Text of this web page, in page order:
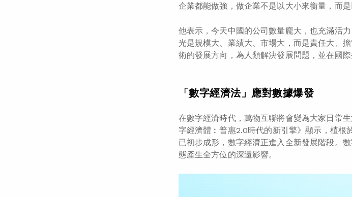
企業都能做強，做企業不是以大小來衡量，而
他表示，今天中國的公司數量龐大，也充滿活
光是規模大、業績大、市場大，而是責任大、
術的發展方向，為人類解決發展問題，並在國際
「數字經濟法」應對數據爆發
在數字經濟時代，萬物互聯將會變為大家日常
字經濟體︰普惠2.0時代的新引擎》顯示，植根
已初步成形，數字經濟正進入全新發展階段。
態產生全方位的深遠影響。